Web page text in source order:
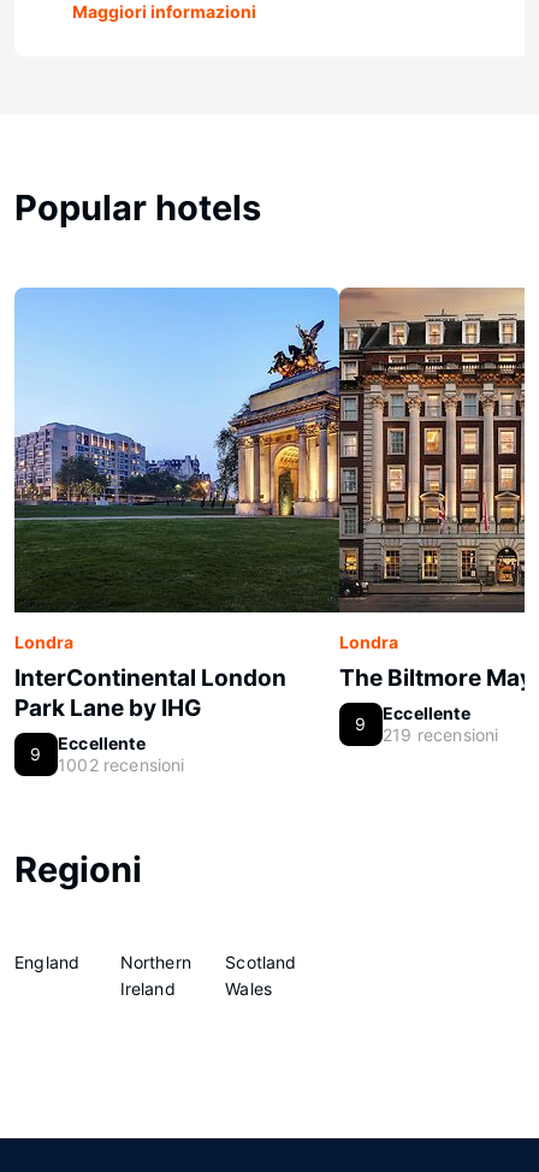
Maggiori informazioni
Popular hotels
Londra
InterContinental London
Park Lane by IHG
9
Eccellente
1002 recensioni
Londra
The Biltmore
9
Eccellente
219 recensioni
Regioni
England
Northern
Ireland
Scotland
Wales